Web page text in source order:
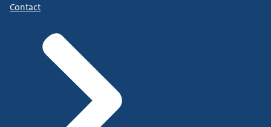
Contact